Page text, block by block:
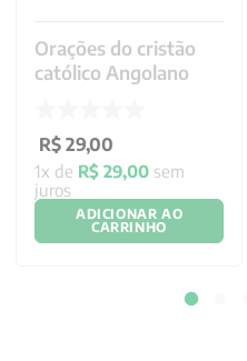
Orações do cristão
católico Angolano
R$ 29,00
1x de R$ 29,00 sem
juros
ADICIONAR AO
CARRINHO